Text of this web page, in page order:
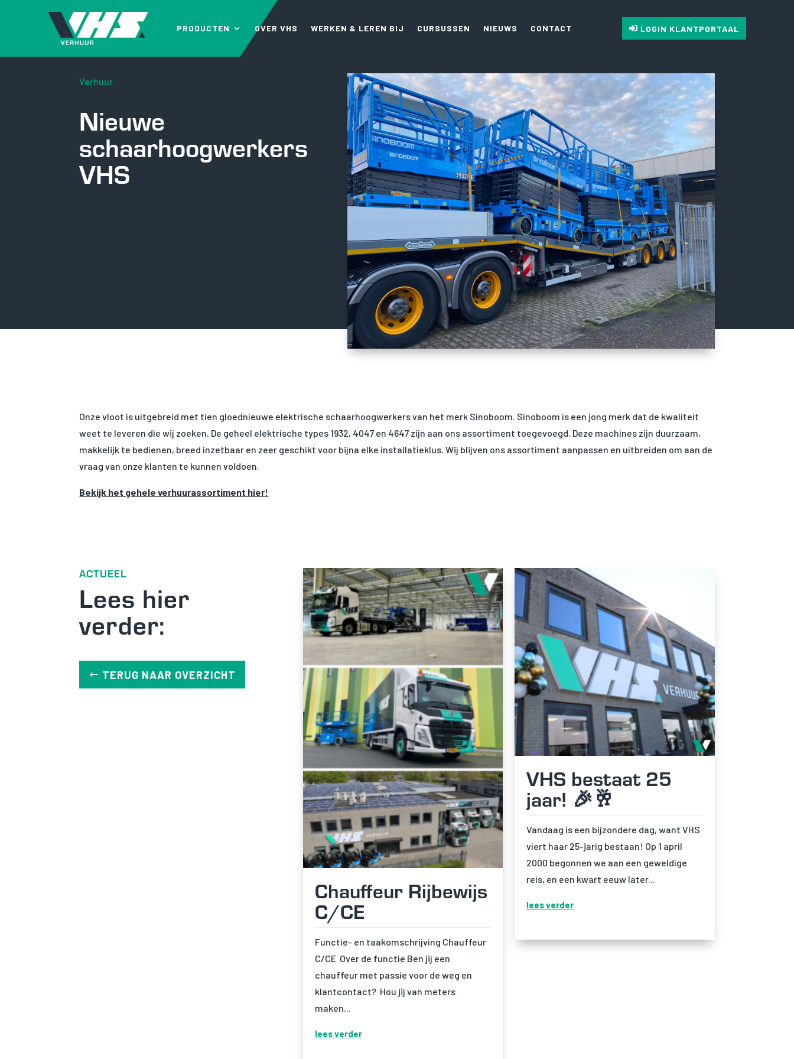
PRODUCTEN OVER VHS WERKEN & LEREN BIJ CURSUSSEN NIEUWS CONTACT LOGIN KLANTPORTAAL
Verhuur
Nieuwe
schaarhoogwerkers
VHS
Onze vloot is uitgebreid met tien gloednieuwe elektrische schaarhoogwerkers van het merk Sinoboom. Sinoboom is een jong merk dat de kwaliteit
weet te leveren die wij zoeken. De geheel elektrische types 1932, 4047 en 4647 zijn aan ons assortiment toegevoegd. Deze machines zijn duurzaam,
makkelijk te bedienen, breed inzetbaar en zeer geschikt voor bijna elke installatieklus. Wij blijven ons assortiment aanpassen en uitbreiden om aan de
vraag van onze klanten te kunnen voldoen.
Bekijk het gehele verhuurassortiment hier!
ACTUEEL
Lees hier
verder:
TERUG NAAR OVERZICHT
Chauffeur Rijbewijs
C/CE
Functie- en taakomschrijving Chauffeur
C/CE Over de functie Ben jij een
chauffeur met passie voor de weg en
klantcontact? Hou jij van meters
maken...
lees verder
VHS bestaat 25
jaar! 🎉🥂
Vandaag is een bijzondere dag, want VHS
viert haar 25-jarig bestaan! Op 1 april
2000 begonnen we aan een geweldige
reis, en een kwart eeuw later...
lees verder